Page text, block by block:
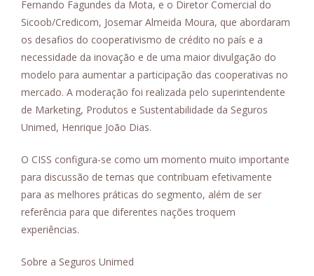
Fernando Fagundes da Mota, e o Diretor Comercial do
Sicoob/Credicom, Josemar Almeida Moura, que abordaram
os desafios do cooperativismo de crédito no país e a
necessidade da inovação e de uma maior divulgação do
modelo para aumentar a participação das cooperativas no
mercado. A moderação foi realizada pelo superintendente
de Marketing, Produtos e Sustentabilidade da Seguros
Unimed, Henrique João Dias.
O CISS configura-se como um momento muito importante
para discussão de temas que contribuam efetivamente
para as melhores práticas do segmento, além de ser
referência para que diferentes nações troquem
experiências.
Sobre a Seguros Unimed